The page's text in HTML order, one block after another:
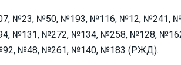
№23, №50, №193, №116, №12, №241,
№131, №272, №134, №258, №128,
№48, №261, №140, №183 (РЖД).